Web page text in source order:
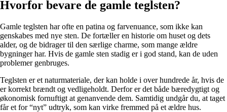
Hvorfor bevare de gamle teglsten?
Gamle teglsten har ofte en patina og farvenuance, som ikke kan
genskabes med nye sten. De fortæller en historie om huset og dets
alder, og de bidrager til den særlige charme, som mange ældre
bygninger har. Hvis de gamle sten stadig er i god stand, kan de uden
problemer genbruges.
Teglsten er et naturmateriale, der kan holde i over hundrede år, hvis de
er korrekt brændt og vedligeholdt. Derfor er det både bæredygtigt og
økonomisk fornuftigt at genanvende dem. Samtidig undgår du, at taget
får et for “nyt” udtryk, som kan virke fremmed på et ældre hus.